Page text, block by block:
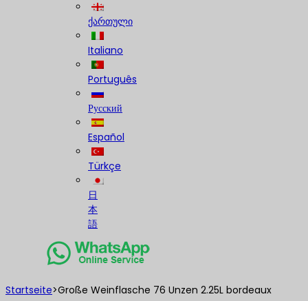
ქართული
Italiano
Português
Русский
Español
Türkçe
日
本
語
Startseite>Große Weinflasche 76 Unzen 2.25L bordeaux